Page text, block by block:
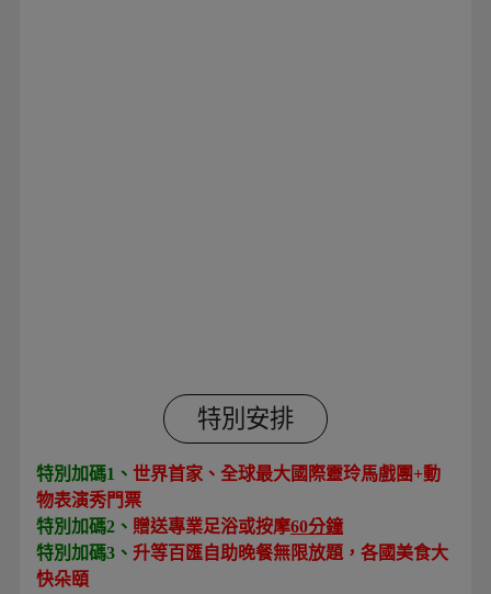
特別安排
特別加碼1、 世界首家、全球最大國際靈玲馬戲團+動
物表演秀門票
特別加碼2、 贈送專業足浴或按摩60分鐘
特別加碼3、 升等百匯自助晚餐無限放題，各國美食大
快朵頤